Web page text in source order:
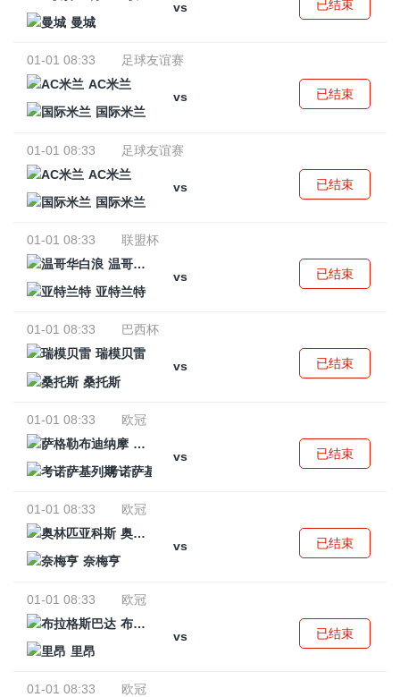
vs
曼城
已结束
01-01 08:33
足球友谊赛
AC米兰
vs
国际米兰
已结束
01-01 08:33
足球友谊赛
AC米兰
vs
国际米兰
已结束
01-01 08:33
联盟杯
温哥华白浪
vs
亚特兰特
已结束
01-01 08:33
巴西杯
瑞模贝雷
vs
桑托斯
已结束
01-01 08:33
欧冠
萨格勒布迪纳摩
vs
考诺萨基列斯
已结束
01-01 08:33
欧冠
奥林匹亚科斯
vs
奈梅亨
已结束
01-01 08:33
欧冠
布拉格斯巴达
vs
里昂
已结束
01-01 08:33
欧冠